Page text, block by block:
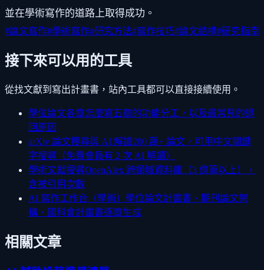
並在學術寫作的道路上取得成功。
#論文寫作#學術寫作#研究方法#寫作技巧#論文結構#研究指南
接下來可以用的工具
從找文獻到寫出計畫書，站內工具都可以直接接續使用。
學位論文各章怎麼寫五章的功能分工，以及最常見的退
回原因
arXiv 論文搜尋與 AI 解讀200 萬+ 論文，可用中文關鍵
字搜尋（免費會員有 2 次 AI 解讀）
學術文獻搜尋OpenAlex 跨領域資料庫（3 億筆以上），
含被引用次數
AI 寫作工作台（學術） 學位論文計畫書、期刊論文架
構、國科會計畫書逐章生成
相關文章